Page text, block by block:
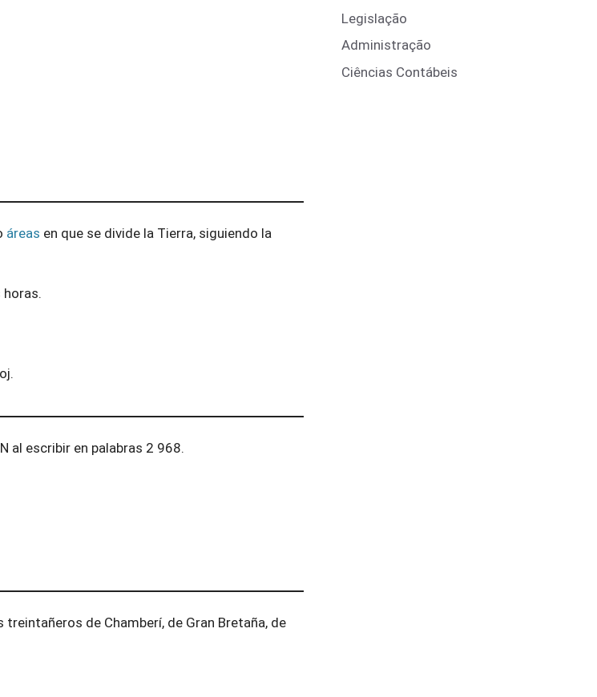
áreas en que se divide la Tierra, siguiendo la
horas.
al escribir en palabras 2 968.
de Chamberí, de Gran Bretaña, de
Legislação
Administração
Ciências Contábeis